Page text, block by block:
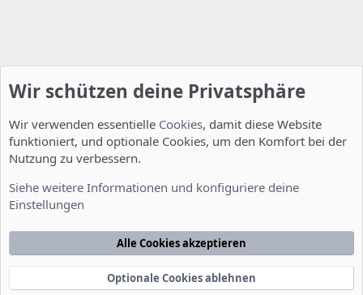
Nutzungsbedingungen Datenschutzerklärung
Startseite
Community platform by XenForo® © 2010-2022 XenForo Ltd.
Wir schützen deine Privatsphäre
Wir verwenden essentielle Cookies, damit diese Website
funktioniert, und optionale Cookies, um den Komfort bei der
Nutzung zu verbessern.
Siehe weitere Informationen und konfiguriere deine
Einstellungen
Alle Cookies akzeptieren
Optionale Cookies ablehnen